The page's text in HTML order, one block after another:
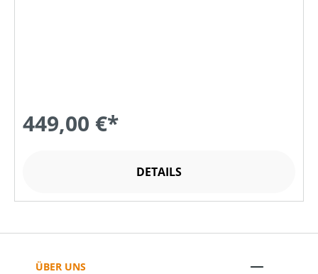
449,00 €*
DETAILS
ÜBER UNS